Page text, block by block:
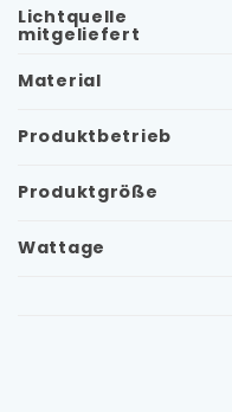
Lichtquelle
mitgeliefert
Material
Produktbetrieb
Produktgröße
Wattage